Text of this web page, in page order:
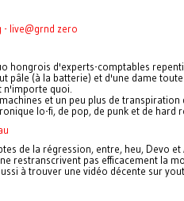
- live@grnd zero
hongrois d'experts-comptables
pâle (à la batterie) et d'une dame
quoi.
et un peu plus de
lo-fi, de pop, de punk et de hard
de la régression, entre, heu, Devo
restranscrivent pas efficacement la
à trouver une vidéo décente sur